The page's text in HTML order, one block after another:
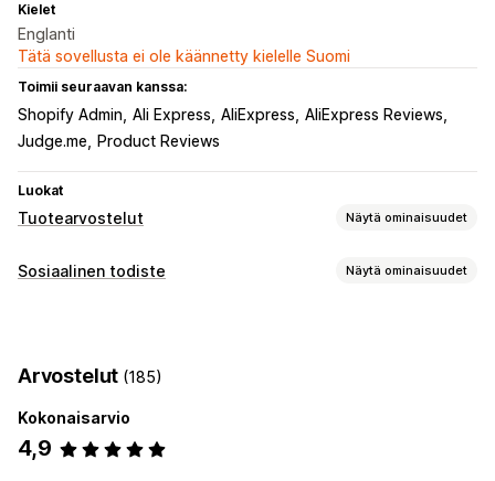
Kielet
Englanti
Tätä sovellusta ei ole käännetty kielelle Suomi
Toimii seuraavan kanssa:
Shopify Admin Ali Express AliExpress AliExpress Reviews
Judge.me
Product Reviews
Luokat
Tuotearvostelut Näytä ominaisuudet
Näyttövaihtoehdot
Tuoteryhmittely Suodatus
Arvostelujen keräystavat
Tuonti ja vienti
Sosiaalinen todiste Näytä ominaisuudet
Arvostelut (185)
Kokonaisarvio
4,9